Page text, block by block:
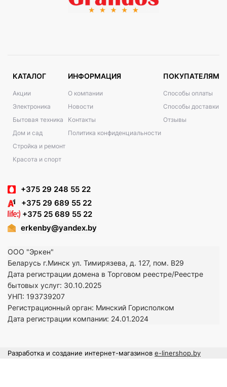
КАТАЛОГ
Акции
Электроника
Бытовая техника
Дом и сад
Стройка и ремонт
Красота и спорт
ИНФОРМАЦИЯ
О компании
Новости
Контакты
Политика конфиденциальности
ПОКУПАТЕЛЯМ
Способы оплаты
Способы доставки
Отзывы
+375 29 248 55 22
+375 29 689 55 22
+375 25 689 55 22
erkenby@yandex.by
ООО "Эркен"
Беларусь г.Минск ул. Тимирязева, д. 127, пом. В29
Дата регистрации домена в Торговом реестре/Реестре
бытовых услуг: 30.10.2025
УНП: 193739207
Регистрационный орган: Минский Горисполком
Дата регистрации компании: 24.01.2024
Разработка и создание интернет-магазинов e-linershop.by